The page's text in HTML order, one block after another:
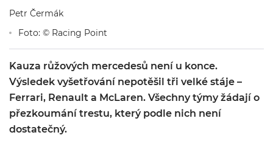
Petr Čermák
Foto: © Racing Point
Kauza růžových mercedesů není u konce.
Výsledek vyšetřování nepotěšil tři velké stáje –
Ferrari, Renault a McLaren. Všechny týmy žádají o
přezkoumání trestu, který podle nich není
dostatečný.